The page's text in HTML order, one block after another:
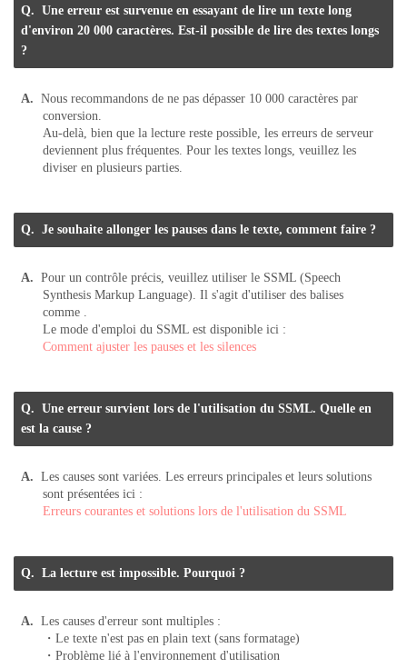
Une erreur est survenue en essayant de lire un texte long
d'environ 20 000 caractères. Est-il possible de lire des textes longs
?
Nous recommandons de ne pas dépasser 10 000 caractères par
conversion.
Au-delà, bien que la lecture reste possible, les erreurs de serveur
deviennent plus fréquentes. Pour les textes longs, veuillez les
diviser en plusieurs parties.
Je souhaite allonger les pauses dans le texte, comment faire ?
Pour un contrôle précis, veuillez utiliser le SSML (Speech
Synthesis Markup Language). Il s'agit d'utiliser des balises
comme
Le mode d'emploi du SSML est disponible ici :
Comment ajuster les pauses et les silences
Une erreur survient lors de l'utilisation du SSML. Quelle en
est la cause ?
Les causes sont variées. Les erreurs principales et leurs solutions
sont présentées ici :
Erreurs courantes et solutions lors de l'utilisation du SSML
La lecture est impossible. Pourquoi ?
Les causes d'erreur sont multiples :
・Le texte n'est pas en plain text (sans formatage)
・Problème lié à l'environnement d'utilisation